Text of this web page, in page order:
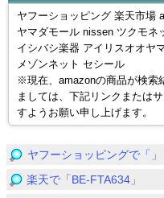
ヤフーショッピング 楽天市場
ヤマダモール nissen ツクモネ
イシバシ楽器 アイリスオオヤ
メゾンネット セシール
※現在、amazonの商品が検索
ましては、下記リンクまたは
すようお願い申し上げます。
ヤフーショッピングで「」
楽天で「BE-FTA634」